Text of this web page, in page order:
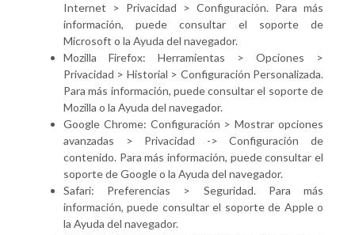
Internet > Privacidad > Configuración. Para más
información, puede consultar el soporte de
Microsoft o la Ayuda del navegador.
Mozilla Firefox: Herramientas > Opciones >
Privacidad > Historial > Configuración Personalizada.
Para más información, puede consultar el soporte de
Mozilla o la Ayuda del navegador.
Google Chrome: Configuración > Mostrar opciones
avanzadas > Privacidad -> Configuración de
contenido. Para más información, puede consultar el
soporte de Google o la Ayuda del navegador.
Safari: Preferencias > Seguridad. Para más
información, puede consultar el soporte de Apple o
la Ayuda del navegador.